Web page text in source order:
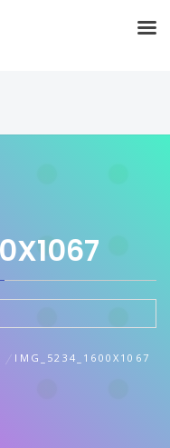
IMG_5234_1600X1067